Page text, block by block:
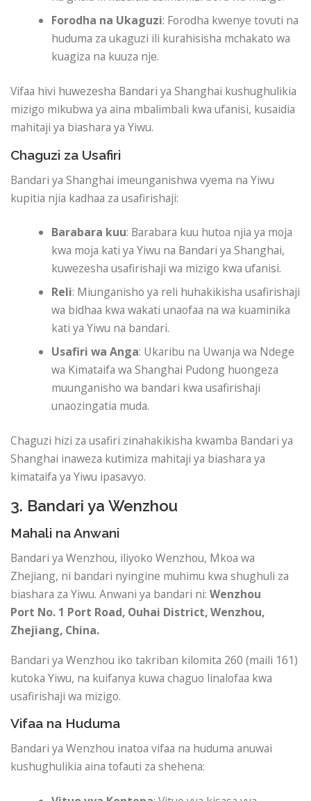
Forodha na Ukaguzi: Forodha kwenye tovuti na
huduma za ukaguzi ili kurahisisha mchakato wa
kuagiza na kuuza nje.
Vifaa hivi huwezesha Bandari ya Shanghai kushughulikia
mizigo mikubwa ya aina mbalimbali kwa ufanisi, kusaidia
mahitaji ya biashara ya Yiwu.
Chaguzi za Usafiri
Bandari ya Shanghai imeunganishwa vyema na Yiwu
kupitia njia kadhaa za usafirishaji:
Barabara kuu: Barabara kuu hutoa njia ya moja
kwa moja kati ya Yiwu na Bandari ya Shanghai,
kuwezesha usafirishaji wa mizigo kwa ufanisi.
Reli: Miunganisho ya reli huhakikisha usafirishaji
wa bidhaa kwa wakati unaofaa na wa kuaminika
kati ya Yiwu na bandari.
Usafiri wa Anga: Ukaribu na Uwanja wa Ndege
wa Kimataifa wa Shanghai Pudong huongeza
muunganisho wa bandari kwa usafirishaji
unaozingatia muda.
Chaguzi hizi za usafiri zinahakikisha kwamba Bandari ya
Shanghai inaweza kutimiza mahitaji ya biashara ya
kimataifa ya Yiwu ipasavyo.
3. Bandari ya Wenzhou
Mahali na Anwani
Bandari ya Wenzhou, iliyoko Wenzhou, Mkoa wa
Zhejiang, ni bandari nyingine muhimu kwa shughuli za
biashara za Yiwu. Anwani ya bandari ni: Wenzhou
Port No. 1 Port Road, Ouhai District, Wenzhou,
Zhejiang, China.
Bandari ya Wenzhou iko takriban kilomita 260 (maili 161)
kutoka Yiwu, na kuifanya kuwa chaguo linalofaa kwa
usafirishaji wa mizigo.
Vifaa na Huduma
Bandari ya Wenzhou inatoa vifaa na huduma anuwai
kushughulikia aina tofauti za shehena: